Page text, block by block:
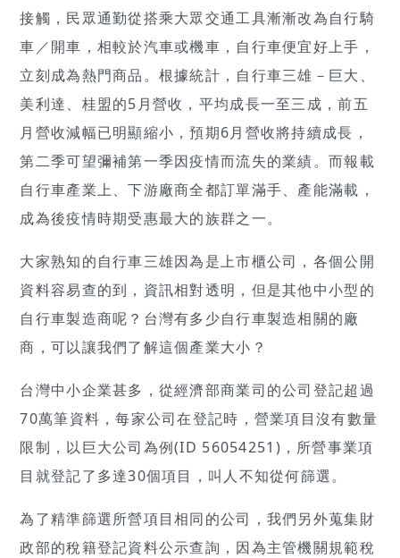
接觸，民眾通勤從搭乘大眾交通工具漸漸改為自行騎
車／開車，相較於汽車或機車，自行車便宜好上手，
立刻成為熱門商品。根據統計，自行車三雄－巨大、
美利達、桂盟的5月營收，平均成長一至三成，前五
月營收減幅已明顯縮小，預期6月營收將持續成長，
第二季可望彌補第一季因疫情而流失的業績。而報載
自行車產業上、下游廠商全都訂單滿手、產能滿載，
成為後疫情時期受惠最大的族群之一。
大家熟知的自行車三雄因為是上市櫃公司，各個公開
資料容易查的到，資訊相對透明，但是其他中小型的
自行車製造商呢？台灣有多少自行車製造相關的廠
商，可以讓我們了解這個產業大小？
台灣中小企業甚多，從經濟部商業司的公司登記超過
70萬筆資料，每家公司在登記時，營業項目沒有數量
限制，以巨大公司為例(ID 56054251)，所營事業項
目就登記了多達30個項目，叫人不知從何篩選。
為了精準篩選所營項目相同的公司，我們另外蒐集財
政部的稅籍登記資料公示查詢，因為主管機關規範稅